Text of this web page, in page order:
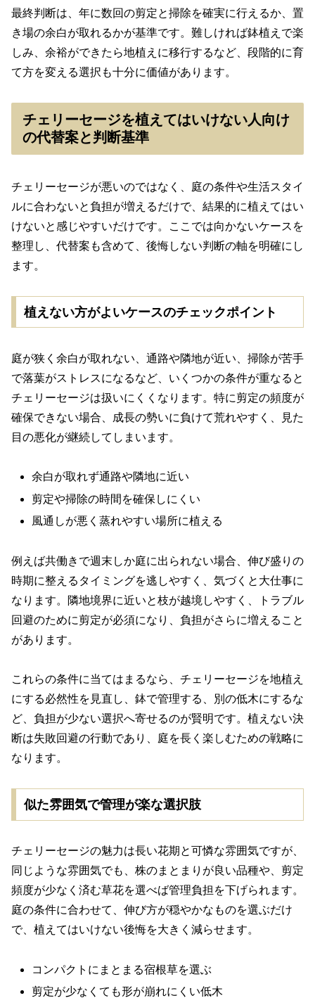
最終判断は、年に数回の剪定と掃除を確実に行えるか、置
き場の余白が取れるかが基準です。難しければ鉢植えで楽
しみ、余裕ができたら地植えに移行するなど、段階的に育
て方を変える選択も十分に価値があります。
チェリーセージを植えてはいけない人向け
の代替案と判断基準
チェリーセージが悪いのではなく、庭の条件や生活スタイ
ルに合わないと負担が増えるだけで、結果的に植えてはい
けないと感じやすいだけです。ここでは向かないケースを
整理し、代替案も含めて、後悔しない判断の軸を明確にし
ます。
植えない方がよいケースのチェックポイント
庭が狭く余白が取れない、通路や隣地が近い、掃除が苦手
で落葉がストレスになるなど、いくつかの条件が重なると
チェリーセージは扱いにくくなります。特に剪定の頻度が
確保できない場合、成長の勢いに負けて荒れやすく、見た
目の悪化が継続してしまいます。
余白が取れず通路や隣地に近い
剪定や掃除の時間を確保しにくい
風通しが悪く蒸れやすい場所に植える
例えば共働きで週末しか庭に出られない場合、伸び盛りの
時期に整えるタイミングを逃しやすく、気づくと大仕事に
なります。隣地境界に近いと枝が越境しやすく、トラブル
回避のために剪定が必須になり、負担がさらに増えること
があります。
これらの条件に当てはまるなら、チェリーセージを地植え
にする必然性を見直し、鉢で管理する、別の低木にするな
ど、負担が少ない選択へ寄せるのが賢明です。植えない決
断は失敗回避の行動であり、庭を長く楽しむための戦略に
なります。
似た雰囲気で管理が楽な選択肢
チェリーセージの魅力は長い花期と可憐な雰囲気ですが、
同じような雰囲気でも、株のまとまりが良い品種や、剪定
頻度が少なく済む草花を選べば管理負担を下げられます。
庭の条件に合わせて、伸び方が穏やかなものを選ぶだけ
で、植えてはいけない後悔を大きく減らせます。
コンパクトにまとまる宿根草を選ぶ
剪定が少なくても形が崩れにくい低木